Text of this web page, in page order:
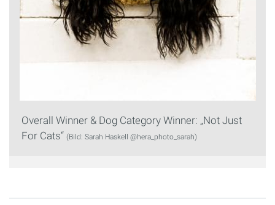
Overall Winner & Dog Category Winner: „Not Just
For Cats“ (Bild: Sarah Haskell @hera_photo_sarah)